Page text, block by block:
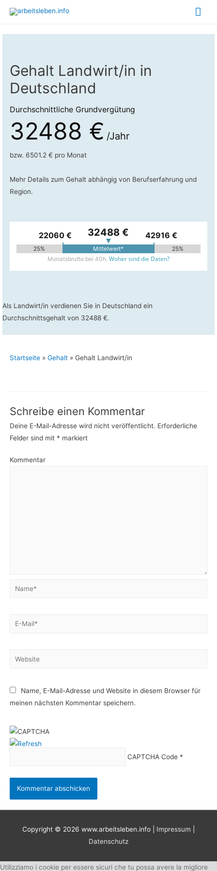
Gehalt Landwirt/in in
Deutschland
Durchschnittliche Grundvergütung
32488 € /Jahr
bzw. 6501.2 € pro Monat
Mehr Details zum Gehalt abhängig von Berufserfahrung und
Region.
22060 € 32488 € 42916 €
25% Mittelwert*
25%
Monatsbrutto bei 40h. Woher sind die Daten?
Als Landwirt/in verdienen Sie in Deutschland ein
Durchschnittsgehalt von 32488 €.
Startseite » Gehalt » Gehalt Landwirt/in
Schreibe einen Kommentar
Deine E-Mail-Adresse wird nicht veröffentlicht. Erforderliche
Felder sind mit * markiert
Kommentar
Name*
E-
Website
Name, E-Mail-Adresse und Website in diesem Browser für
meinen nächsten Kommentar speichern.
CAPTCHA Code*
Copyright © 2026 www.arbeitsleben.info Impressum
Datenschutz
Utilizziamo i cookie per essere sicuri che tu possa avere la migliore